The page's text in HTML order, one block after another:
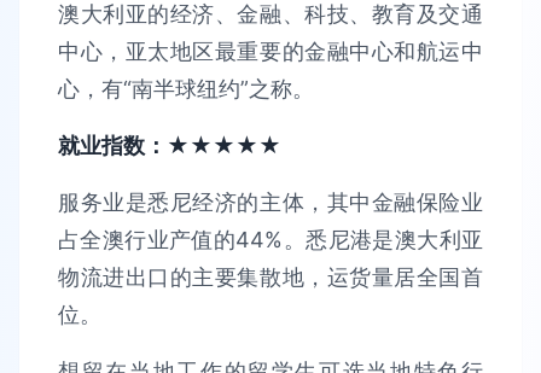
澳大利亚的经济、金融、科技、教育及交通
中心，亚太地区最重要的金融中心和航运中
心，有“南半球纽约”之称。
就业指数：★★★★★
服务业是悉尼经济的主体，其中金融保险业
占全澳行业产值的44%。悉尼港是澳大利亚
物流进出口的主要集散地，运货量居全国首
位。